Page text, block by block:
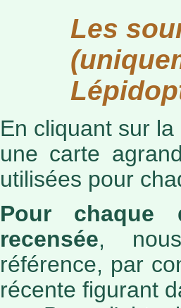
Les
En cliquant sur
une carte
utilisées pour
Pour chaque
recensée,
référence, par
récente figurant